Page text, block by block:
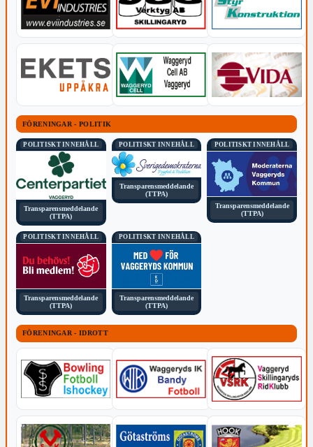
FÖRENINGAR - POLITIK
POLITISKT INNEHÅLL
Transparensmeddelande
(TTPA)
POLITISKT INNEHÅLL
Transparensmeddelande
(TTPA)
POLITISKT INNEHÅLL
Transparensmeddelande
(TTPA)
POLITISKT INNEHÅLL
Transparensmeddelande
(TTPA)
POLITISKT INNEHÅLL
Transparensmeddelande
(TTPA)
FÖRENINGAR - IDROTT